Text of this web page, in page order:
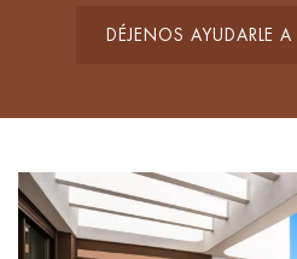
DÉJENOS AYUDARLE